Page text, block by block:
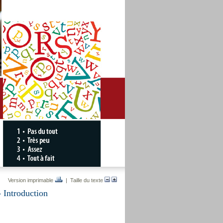
Version imprimable | Taille du texte
Introduction